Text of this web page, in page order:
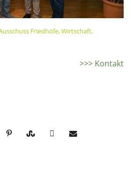
Friedhöfe, Wirtschaft,
>>> Kontakt